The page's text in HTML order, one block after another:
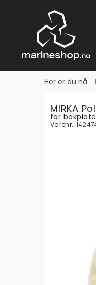
Her er du nå:
MIRKA
for
Varenr.: